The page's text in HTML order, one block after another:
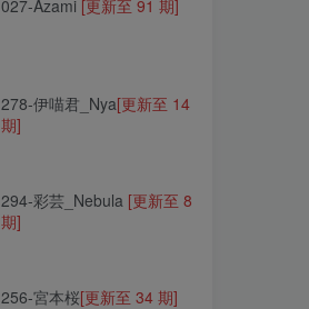
294-彩芸_Nebula
256-宮本桜
027-Azami [更新至 91 期]
278-伊喵君_Nya[更新至 14
期]
294-彩芸_Nebula [更新至 8
期]
256-宮本桜[更新至 34 期]